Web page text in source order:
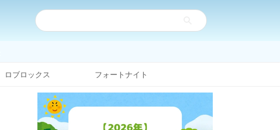
ロブロックス フォートナイト